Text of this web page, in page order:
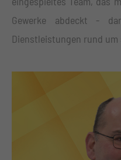
+44 1234 567 890
Drop us a line
Lorem ipsum dolor sit
Aenean commodo
Gewerke abdeckt -
Dienstleistungen rund um